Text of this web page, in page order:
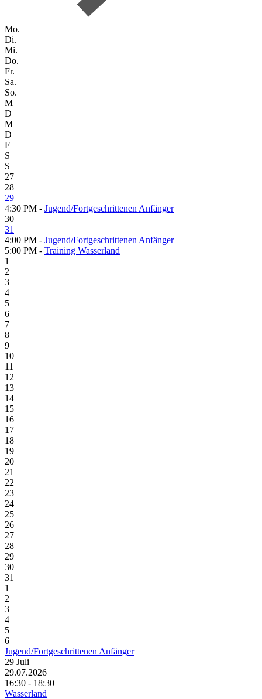
Mo.
Di.
Mi.
Do.
Fr.
Sa.
So.
M
D
M
D
F
S
S
27
28
29
4:30 PM - Jugend/Fortgeschrittenen Anfänger
30
31
4:00 PM - Jugend/Fortgeschrittenen Anfänger
5:00 PM - Training Wasserland
1
2
3
4
5
6
7
8
9
10
11
12
13
14
15
16
17
18
19
20
21
22
23
24
25
26
27
28
29
30
31
1
2
3
4
5
6
Jugend/Fortgeschrittenen Anfänger
29 Juli
29.07.2026
16:30 - 18:30
Wasserland